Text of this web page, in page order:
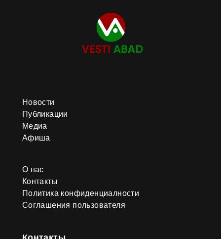
Новости
Публикации
Медиа
Афиша
О нас
Контакты
Политика конфиденциалности
Соглашения пользователя